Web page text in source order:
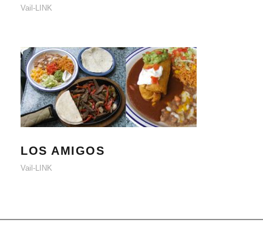
Vail-LINK
LOS AMIGOS
LOS AMIGOS
Vail-LINK